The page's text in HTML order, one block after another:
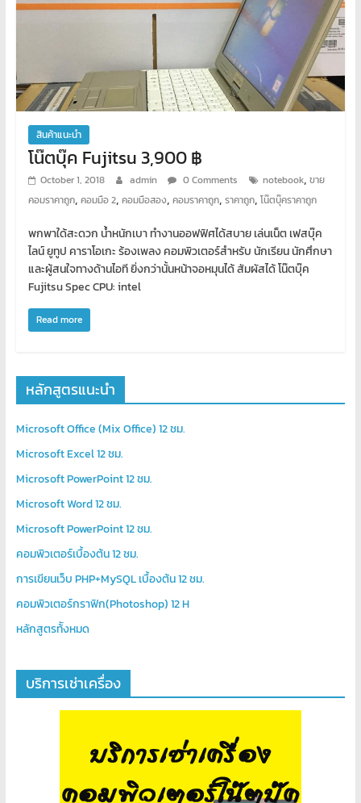
สินค้าแนะนำ
โน๊ตบุ๊ค Fujitsu 3,900 ฿
October 1, 2018 admin 0 Comments notebook, ขาย
คอมราคาถูก, คอมมือ 2, คอมมือสอง, คอมราคาถูก, ราคาถูก, โน๊ตบุ๊คราคาถูก
พกพาใด้สะดวก น้ำหนักเบา ทำงานออฟฟิศได้สบาย เล่นเน็ต เฟสบุ๊ค
ไลน์ ยูทูป คาราโอเกะ ร้องเพลง คอมพิวเตอร์สำหรับ นักเรียน นักศึกษา
และผู้สนใจทางด้านไอที ยิ่งกว่านั้นหน้าจอหมุนได้ สัมผัสได้ โน๊ตบุ๊ค
Fujitsu Spec CPU: intel
Read more
หลักสูตรแนะนำ
Microsoft Office (Mix Office) 12 ชม.
Microsoft Excel 12 ชม.
Microsoft PowerPoint 12 ชม.
Microsoft Word 12 ชม.
Microsoft PowerPoint 12 ชม.
คอมพิวเตอร์เบื้องต้น 12 ชม.
การเขียนเว็บ PHP+MySQL เบื้องต้น 12 ชม.
คอมพิวเตอร์กราฟิก(Photoshop) 12 H
หลักสูตรท้ังหมด
บริการเช่าเครื่อง